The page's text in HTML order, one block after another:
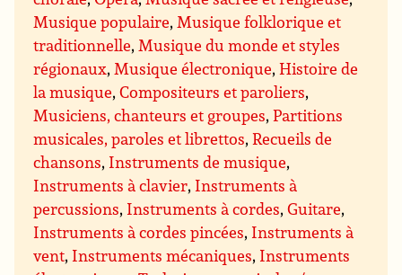
Musique populaire,Musique folklorique et
traditionnelle,Musique du monde et styles
régionaux,Musique électronique,Histoire de
la musique,Compositeurs et paroliers,
Musiciens, chanteurs et groupes,Partitions
musicales, paroles et librettos,Recueils de
chansons, Instruments de musique,
Instruments à clavier, Instruments à
percussions, Instruments à cordes,Guitare,
Instruments à cordes pincées, Instruments à
vent, Instruments mécaniques, Instruments